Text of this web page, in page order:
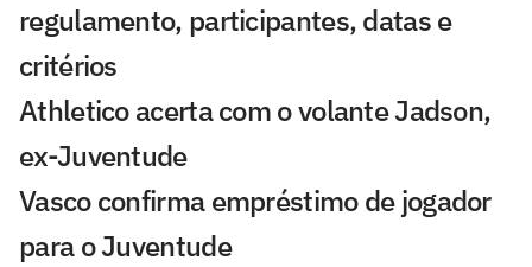
regulamento, participantes, datas e
critérios
Athletico acerta com o volante Jadson,
ex-Juventude
Vasco confirma empréstimo de jogador
para o Juventude